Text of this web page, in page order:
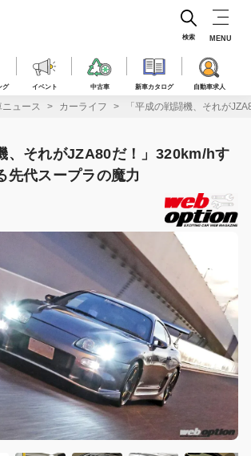
グ イベント 中古車 新車カタログ 自動車求人
検索 MENU
ュース カーライフ 「平成の戦闘機、それが
、それがJZA80だ！」320km/hす
先代スープラの魔力